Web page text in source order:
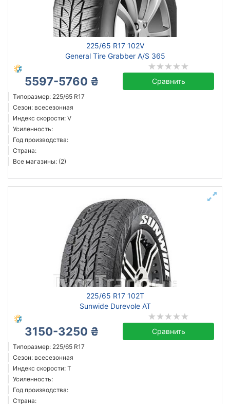
225/65 R17 102V
General Tire Grabber A/S 365
5597-5760 ₴ Сравнить
Типоразмер: 225/65 R17
Сезон: всесезонная
Индекс скорости: V
Усиленность:
Год производства:
Страна:
Все магазины: (2)
225/65 R17 102T
Sunwide Durevole AT
3150-3250 ₴ Сравнить
Типоразмер: 225/65 R17
Сезон: всесезонная
Индекс скорости: T
Усиленность:
Год производства:
Страна: